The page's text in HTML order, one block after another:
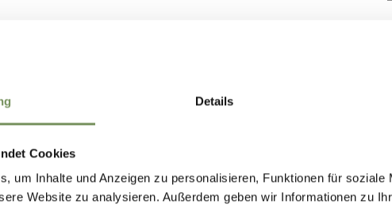
Details
Cookies
um Inhalte und Anzeigen zu personalisieren, Funktionen für soziale
Website zu analysieren. Außerdem geben wir Informationen zu